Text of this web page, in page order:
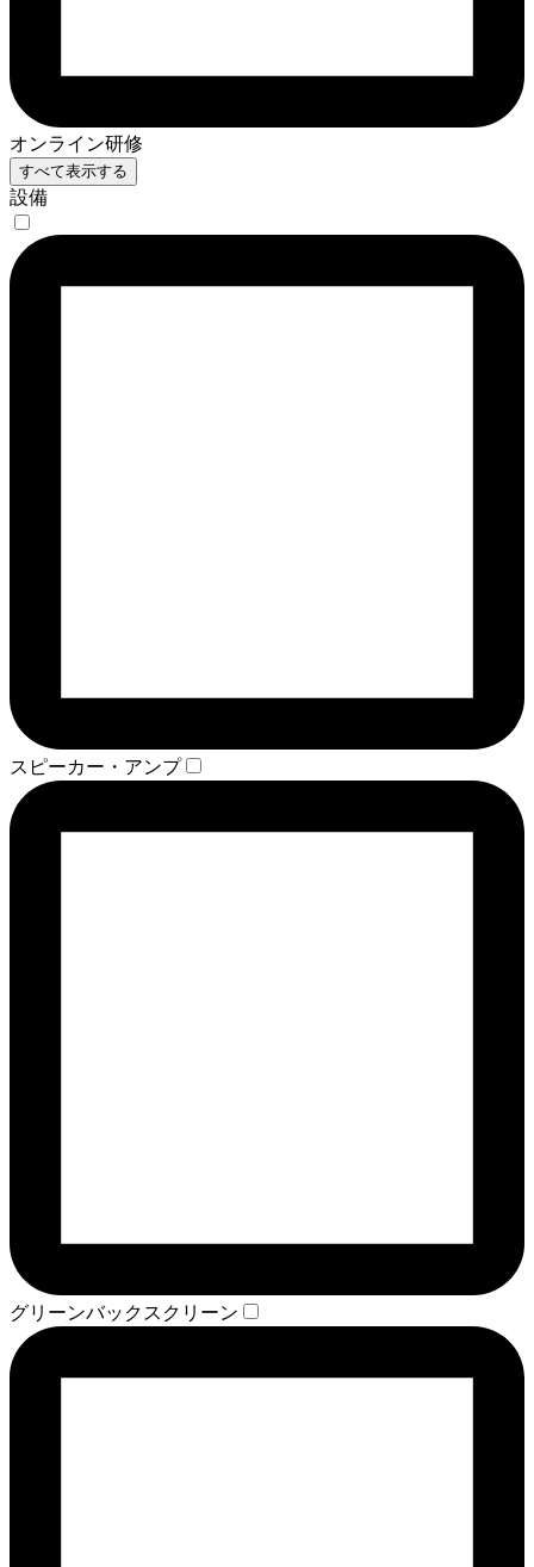
オンライン研修
すべて表示する
設備
スピーカー・アンプ
グリーンバックスクリーン